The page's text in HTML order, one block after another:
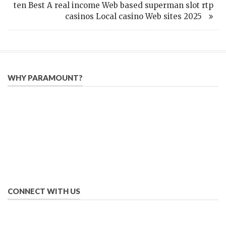
ten Best A real income Web based superman slot rtp
casinos Local casino Web sites 2025
WHY PARAMOUNT?
CONNECT WITH US